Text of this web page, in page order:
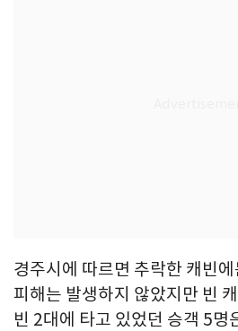
경주시에 따르면 추락한 캐빈
피해는 발생하지 않았지만 빈
빈 2대에 타고 있었던 승객 5명